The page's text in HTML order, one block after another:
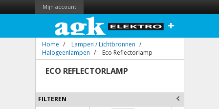
Mijn account
+
Home / Lampen / Lichtbronnen /
Halogeenlampen / Eco Reflectorlamp
ECO REFLECTORLAMP
FILTEREN